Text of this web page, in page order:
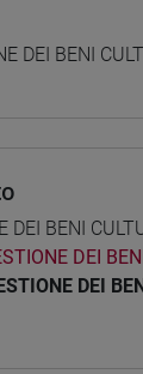
DEI BENI
DEI BENI
DEI
DEI